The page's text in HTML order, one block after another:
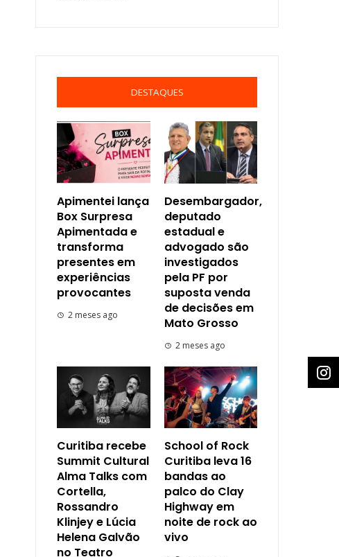
DESTAQUES
Apimentei lança
Box Surpresa
Apimentada e
transforma
presentes em
experiências
provocantes
2 meses ago
Desembargador,
deputado
estadual e
advogado são
investigados
pela PF por
suposta venda
de decisões em
Mato Grosso
2 meses ago
Curitiba recebe
Summit Cultural
Alma Talks com
Cortella,
Rossandro
Klinjey e Lúcia
Helena Galvão
no Teatro
School of Rock
Curitiba leva 16
bandas ao
palco do Clay
Highway em
noite de rock ao
vivo